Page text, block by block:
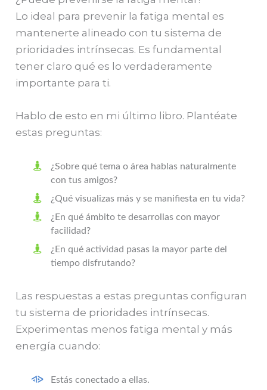
Lo ideal para prevenir la fatiga mental es
mantenerte alineado con tu sistema de
prioridades intrínsecas. Es fundamental
tener claro qué es lo verdaderamente
importante para ti.
Hablo de esto en mi último libro. Plantéate
estas preguntas:
¿Sobre qué tema o área hablas naturalmente
con tus amigos?
¿Qué visualizas más y se manifiesta en tu vida?
¿En qué ámbito te desarrollas con mayor
facilidad?
¿En qué actividad pasas la mayor parte del
tiempo disfrutando?
Las respuestas a estas preguntas configuran
tu sistema de prioridades intrínsecas.
Experimentas menos fatiga mental y más
energía cuando:
Estás conectado a ellas.